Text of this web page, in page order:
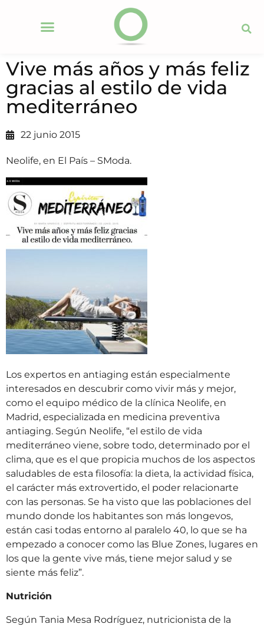
Vive más años y más feliz
gracias al estilo de vida
mediterráneo
22 junio 2015
Neolife, en El País – SModa.
Los expertos en antiaging están especialmente
interesados en descubrir como vivir más y mejor,
como el equipo médico de la clínica Neolife, en
Madrid, especializada en medicina preventiva
antiaging. Según Neolife, “el estilo de vida
mediterráneo viene, sobre todo, determinado por el
clima, que es el que propicia muchos de los aspectos
saludables de esta filosofía: la dieta, la actividad física,
el carácter más extrovertido, el poder relacionarte
con las personas. Se ha visto que las poblaciones del
mundo donde los habitantes son más longevos,
están casi todas entorno al paralelo 40, lo que se ha
empezado a conocer como las Blue Zones, lugares en
los que la gente vive más, tiene mejor salud y se
siente más feliz”.
Nutrición
Según Tania Mesa Rodríguez, nutricionista de la